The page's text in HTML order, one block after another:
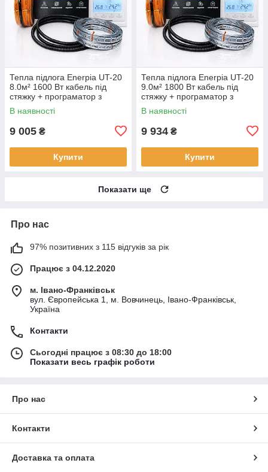
Тепла підлога Enerpia UT-20
8.0м² 1600 Вт кабель під
стяжку + програматор з
дисплеєм комплект
В наявності
9 005 ₴
Купити
Тепла підлога Enerpia UT-20
9.0м² 1800 Вт кабель під
стяжку + програматор з
дисплеєм комплект
В наявності
9 934 ₴
Купити
Показати ще
Про нас
97% позитивних з 115 відгуків за рік
Працює з 04.12.2020
м. Івано-Франківськ
вул. Європейська 1, м. Вовчинець, Івано-Франківськ,
Україна
Контакти
Сьогодні працює з 08:30 до 18:00
Показати весь графік роботи
Про нас
Контакти
Доставка та оплата